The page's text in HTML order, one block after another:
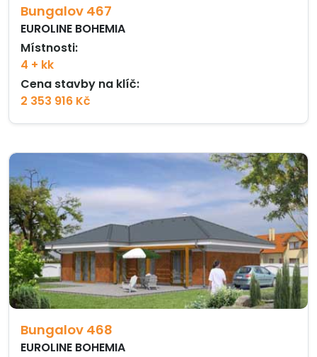
Bungalov 467
EUROLINE BOHEMIA
Místnosti:
4 + kk
Cena stavby na klíč:
2 353 916 Kč
Bungalov 468
EUROLINE BOHEMIA